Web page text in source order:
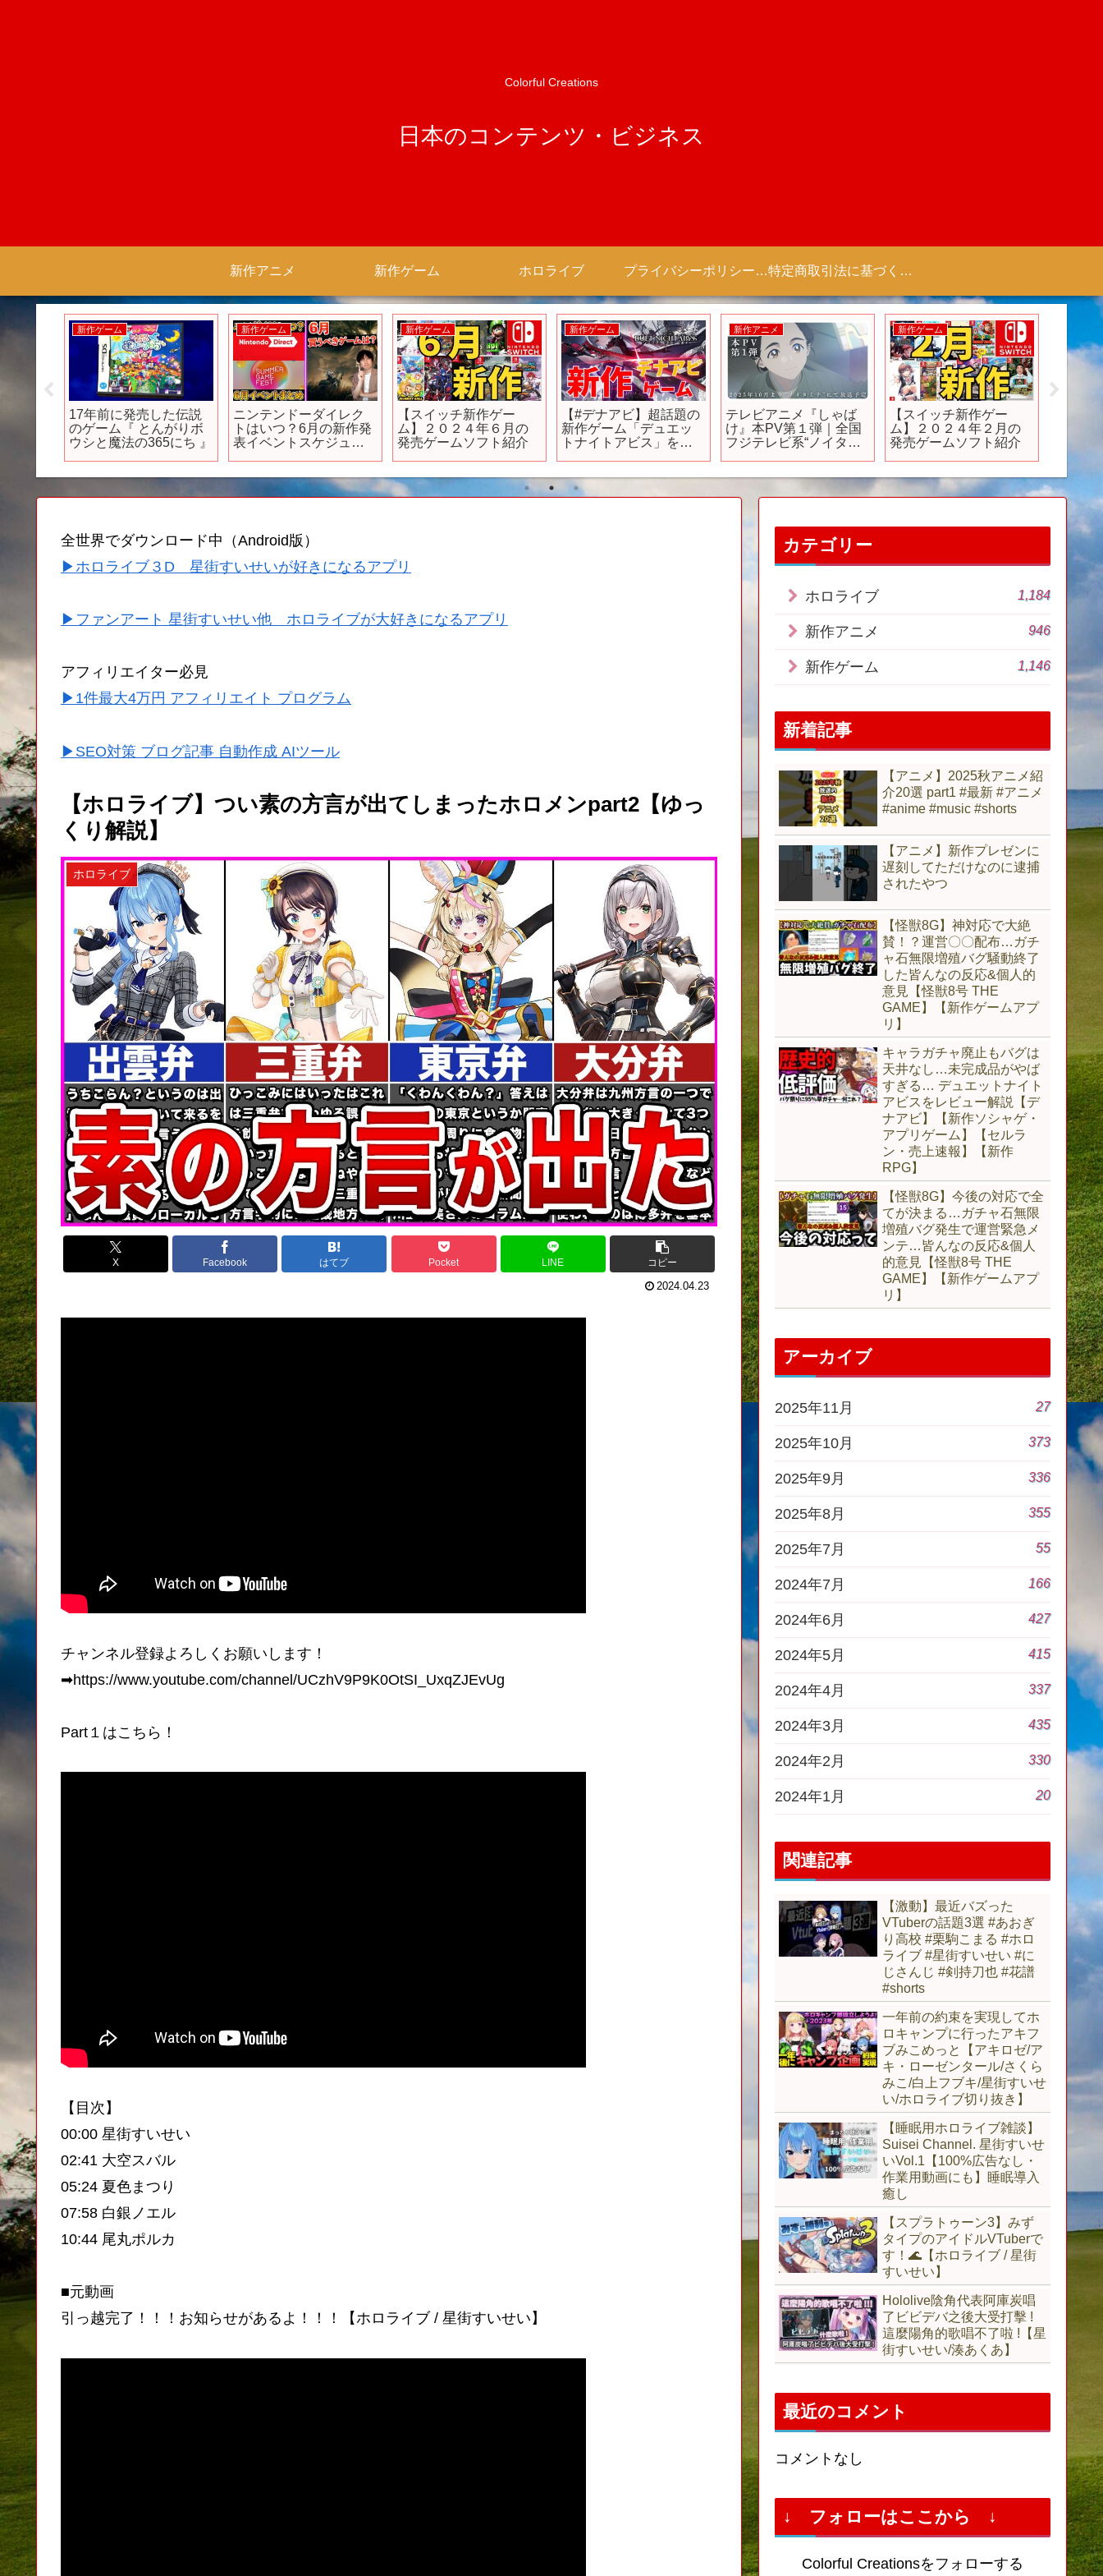
Colorful Creations
日本のコンテンツ・ビジネス
新作アニメ 新作ゲーム ホロライブ プライバシーポリシー 【Colorful Creation】 特定商取引法に基づく表記（商取引に関する開示）
新作ゲーム
17年前に発売した伝説
のゲーム『 とんがりボ
ウシと魔法の365にち 』
新作ゲーム
ニンテンドーダイレク
トはいつ？6月の新作発
表イベントスケジュー
【PS5/Switch/Xbox/PC
新作ゲーム
【スイッチ新作ゲー
ム】２０２４年６月の
発売ゲームソフト紹介
新作ゲーム
【#デナアビ】超話題の
新作ゲーム「デュエッ
トナイトアビス」を攻
新作アニメ
テレビアニメ『しゃば
け』本PV第１弾｜全国
フジテレビ系“ノイタミ
新作ゲーム
【スイッチ新作ゲー
ム】２０２４年２月の
発売ゲームソフト紹介
全世界でダウンロード中（Android版）
▶ホロライブ３D 星街すいせいが好きになるアプリ
▶ファンアート 星街すいせい他 ホロライブが大好きになるアプリ
アフィリエイター必見
▶1件最大4万円 アフィリエイト プログラム
▶SEO対策 ブログ記事 自動作成 AIツール
【ホロライブ】つい素の方言が出てしまったホロメンpart2【ゆっ
くり解説】
ホロライブ
X Facebook はてブ Pocket LINE コピー
2024.04.23
チャンネル登録よろしくお願いします！
➡https://www.youtube.com/channel/UCzhV9P9K0OtSI_UxqZJEvUg
Part１はこちら！
【目次】
00:00 星街すいせい
02:41 大空スバル
05:24 夏色まつり
07:58 白銀ノエル
10:44 尾丸ポルカ
■元動画
引っ越完了！！！お知らせがあるよ！！！【ホロライブ / 星街すいせい】
カテゴリー
ホロライブ 1,184
新作アニメ 946
新作ゲーム 1,146
新着記事
【アニメ】2025秋アニメ紹
介20選 part1 #最新 #アニメ
#anime #music #shorts
【アニメ】新作プレゼンに
遅刻してただけなのに逮捕
されたやつ
【怪獣8G】神対応で大絶
賛！？運営〇〇配布…ガチ
ャ石無限増殖バグ騒動終了
した皆んなの反応&個人的
意見【怪獣8号 THE
GAME】【新作ゲームアプ
リ】
キャラガチャ廃止もバグは
天井なし…未完成品がやば
すぎる… デュエットナイト
アビスをレビュー解説【デ
ナアビ】【新作ソシャゲ・
アプリゲーム】【セルラ
ン・売上速報】【新作
RPG】
【怪獣8G】今後の対応で全
てが決まる…ガチャ石無限
増殖バグ発生で運営緊急メ
ンテ…皆んなの反応&個人
的意見【怪獣8号 THE
GAME】【新作ゲームアプ
リ】
アーカイブ
2025年11月 27
2025年10月 373
2025年9月 336
2025年8月 355
2025年7月 55
2024年7月 166
2024年6月 427
2024年5月 415
2024年4月 337
2024年3月 435
2024年2月 330
2024年1月 20
関連記事
【激動】最近バズった
VTuberの話題3選 #あおぎ
り高校 #栗駒こまる #ホロ
ライブ #星街すいせい #に
じさんじ #剣持刀也 #花譜
#shorts
一年前の約束を実現してホ
ロキャンプに行ったアキフ
ブみこめっと【アキロゼ/ア
キ・ローゼンタール/さくら
みこ/白上フブキ/星街すいせ
い/ホロライブ切り抜き】
【睡眠用ホロライブ雑談】
Suisei Channel. 星街すいせ
いVol.1【100%広告なし・
作業用動画にも】睡眠導入
癒し
【スプラトゥーン3】みず
タイプのアイドルVTuberで
す！🌊【ホロライブ / 星街
すいせい】
Hololive陰角代表阿庫炭唱
了ビビデバ之後大受打擊 !
這麼陽角的歌唱不了啦 !【星
街すいせい/湊あくあ】
最近のコメント
コメントなし
↓ フォローはここから ↓
Colorful Creationsをフォローする